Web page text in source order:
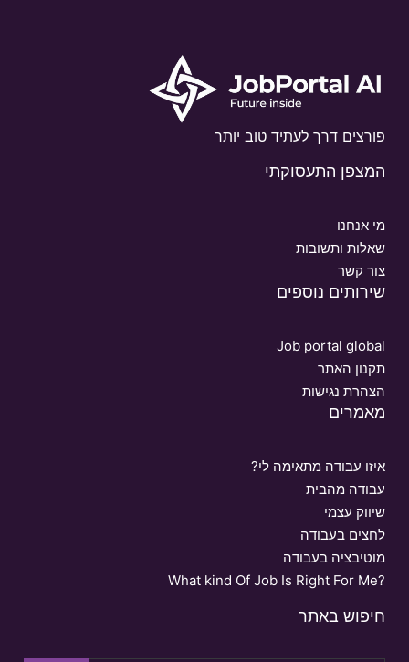
פורצים דרך לעתיד טוב יותר
המצפן התעסוקתי
מי אנחנו
שאלות ותשובות
צור קשר
שירותים נוספים
Job portal global
תקנון האתר
הצהרת נגישות
מאמרים
איזו עבודה מתאימה לי?
עבודה מהבית
שיווק עצמי
לחצים בעבודה
מוטיבציה בעבודה
What kind Of Job Is Right For Me?
חיפוש באתר